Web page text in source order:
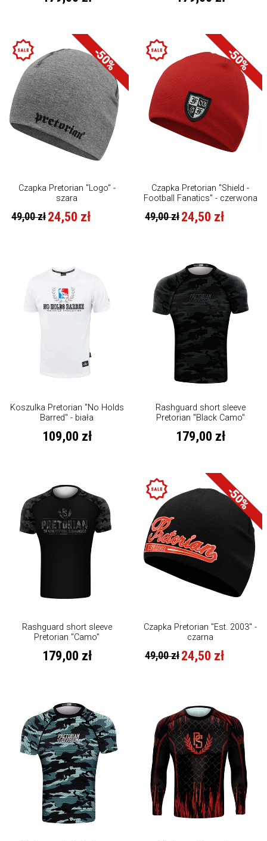
-50%
Czapka Pretorian "Logo" -
szara
49,00 zł 24,50 zł
-50%
Czapka Pretorian "Shield -
Football Fanatics" - czerwona
49,00 zł 24,50 zł
Koszulka Pretorian "No Holds
Barred" - biała
109,00 zł
Rashguard short sleeve
Pretorian "Black Camo"
179,00 zł
Rashguard short sleeve
Pretorian "Camo"
179,00 zł
-50%
Czapka Pretorian "Est. 2003" -
czarna
49,00 zł 24,50 zł